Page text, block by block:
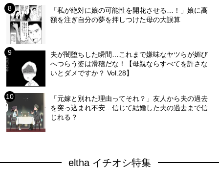
「私が絶対に娘の可能性を開花させる…！」娘に高
額を注ぎ自分の夢を押しつけた母の大誤算
夫が闇堕ちした瞬間…これまで嫌味なヤツらが媚び
へつらう姿は滑稽だな！【母親ならすべてを許さな
いとダメですか？ Vol.28】
「元嫁と別れた理由ってそれ？」友人から夫の過去
を突っ込まれ不安…信じて結婚した夫の過去まで信
じれる？
eltha イチオシ特集